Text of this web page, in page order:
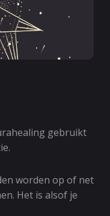
gebruikt
worden op of net
Het is alsof je